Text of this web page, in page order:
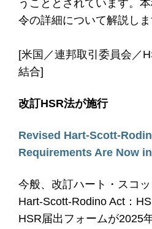
うこととされています。
令の詳細について解説しま
[米国／連邦取引委員会／
結合]
改訂HSR法が施行
Revised Hart-Scott-
Requirements Are Now
今般、改訂ハート・スコ
Hart-Scott-Rodino Act：
HSR届出フォームが2025